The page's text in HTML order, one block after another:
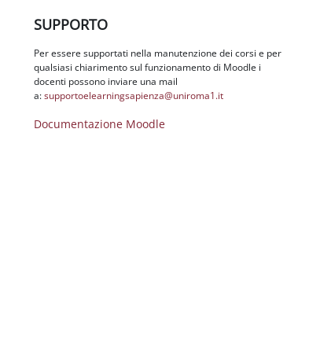
SUPPORTO
Per essere supportati nella manutenzione dei corsi e per
qualsiasi chiarimento sul funzionamento di Moodle i
docenti possono inviare una mail
a:supportoelearningsapienza@uniroma1.it
Documentazione Moodle